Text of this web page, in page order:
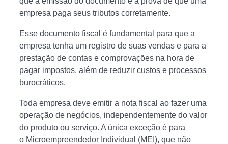
empresa paga seus tributos corretamente.
Esse documento fiscal é fundamental para que a
empresa tenha um registro de suas vendas e para a
prestação de contas e comprovações na hora de
pagar impostos, além de reduzir custos e processos
burocráticos.
Toda empresa deve emitir a nota fiscal ao fazer uma
operação de negócios, independentemente do valor
do produto ou serviço. A única exceção é para
o Microempreendedor Individual (MEI), que não